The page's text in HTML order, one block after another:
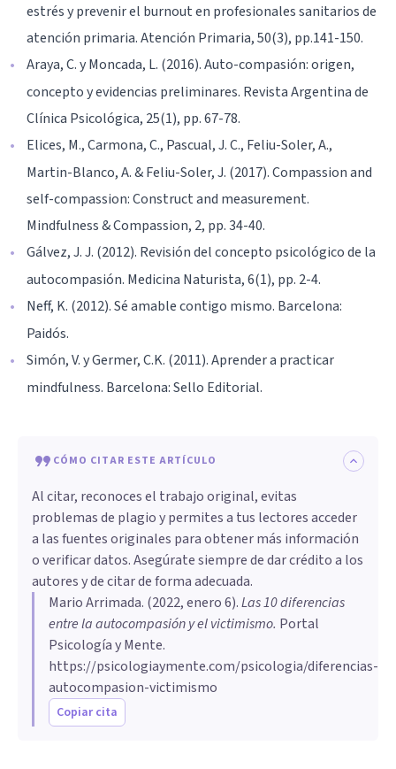
estrés y prevenir el burnout en profesionales sanitarios de
atención primaria. Atención Primaria, 50(3), pp.141-150.
Araya, C. y Moncada, L. (2016). Auto-compasión: origen,
concepto y evidencias preliminares. Revista Argentina de
Clínica Psicológica, 25(1), pp. 67-78.
Elices, M., Carmona, C., Pascual, J. C., Feliu-Soler, A.,
Martin-Blanco, A. & Feliu-Soler, J. (2017). Compassion and
self-compassion: Construct and measurement.
Mindfulness & Compassion, 2, pp. 34-40.
Gálvez, J. J. (2012). Revisión del concepto psicológico de la
autocompasión. Medicina Naturista, 6(1), pp. 2-4.
Neff, K. (2012). Sé amable contigo mismo. Barcelona:
Paidós.
Simón, V. y Germer, C.K. (2011). Aprender a practicar
mindfulness. Barcelona: Sello Editorial.
CÓMO CITAR ESTE ARTÍCULO
Al citar, reconoces el trabajo original, evitas
problemas de plagio y permites a tus lectores acceder
a las fuentes originales para obtener más información
o verificar datos. Asegúrate siempre de dar crédito a los
autores y de citar de forma adecuada.
Mario Arrimada. (2022, enero 6).Las 10 diferencias
entre la autocompasión y el victimismo. Portal
Psicología y Mente.
https://psicologiaymente.com/psicologia/diferencias-
autocompasion-victimismo
Copiar cita